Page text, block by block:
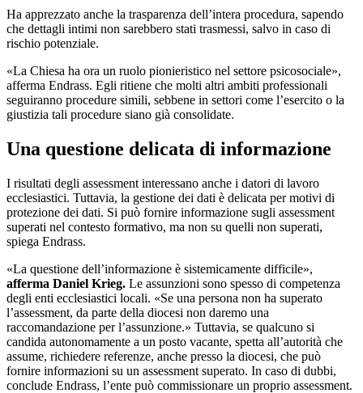
Ha apprezzato anche la trasparenza dell’intera procedura, sapendo
che dettagli intimi non sarebbero stati trasmessi, salvo in caso di
rischio potenziale.
«La Chiesa ha ora un ruolo pionieristico nel settore psicosociale»,
afferma Endrass. Egli ritiene che molti altri ambiti professionali
seguiranno procedure simili, sebbene in settori come l’esercito o la
giustizia tali procedure siano già consolidate.
Una questione delicata di informazione
I risultati degli assessment interessano anche i datori di lavoro
ecclesiastici. Tuttavia, la gestione dei dati è delicata per motivi di
protezione dei dati. Si può fornire informazione sugli assessment
superati nel contesto formativo, ma non su quelli non superati,
spiega Endrass.
«La questione dell’informazione è sistemicamente difficile»,
afferma Daniel Krieg. Le assunzioni sono spesso di competenza
degli enti ecclesiastici locali. «Se una persona non ha superato
l’assessment, da parte della diocesi non daremo una
raccomandazione per l’assunzione.» Tuttavia, se qualcuno si
candida autonomamente a un posto vacante, spetta all’autorità che
assume, richiedere referenze, anche presso la diocesi, che può
fornire informazioni su un assessment superato. In caso di dubbi,
conclude Endrass, l’ente può commissionare un proprio assessment.